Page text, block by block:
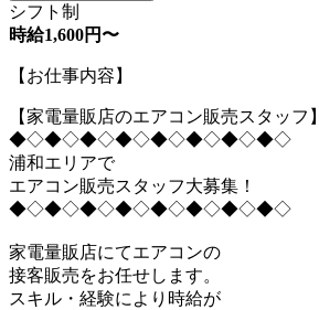
シフト制
時給1,600円〜
【お仕事内容】
【家電量販店のエアコン販売スタッフ】
◆◇◆◇◆◇◆◇◆◇◆◇◆◇◆◇
浦和エリアで
エアコン販売スタッフ大募集！
◆◇◆◇◆◇◆◇◆◇◆◇◆◇◆◇
家電量販店にてエアコンの
接客販売をお任せします。
スキル・経験により時給が